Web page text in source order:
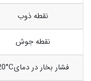
نقطه ذوب
نقطه جوش
20°Cفشار بخار در دمای